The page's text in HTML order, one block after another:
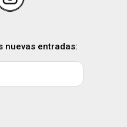
nuevas entradas: